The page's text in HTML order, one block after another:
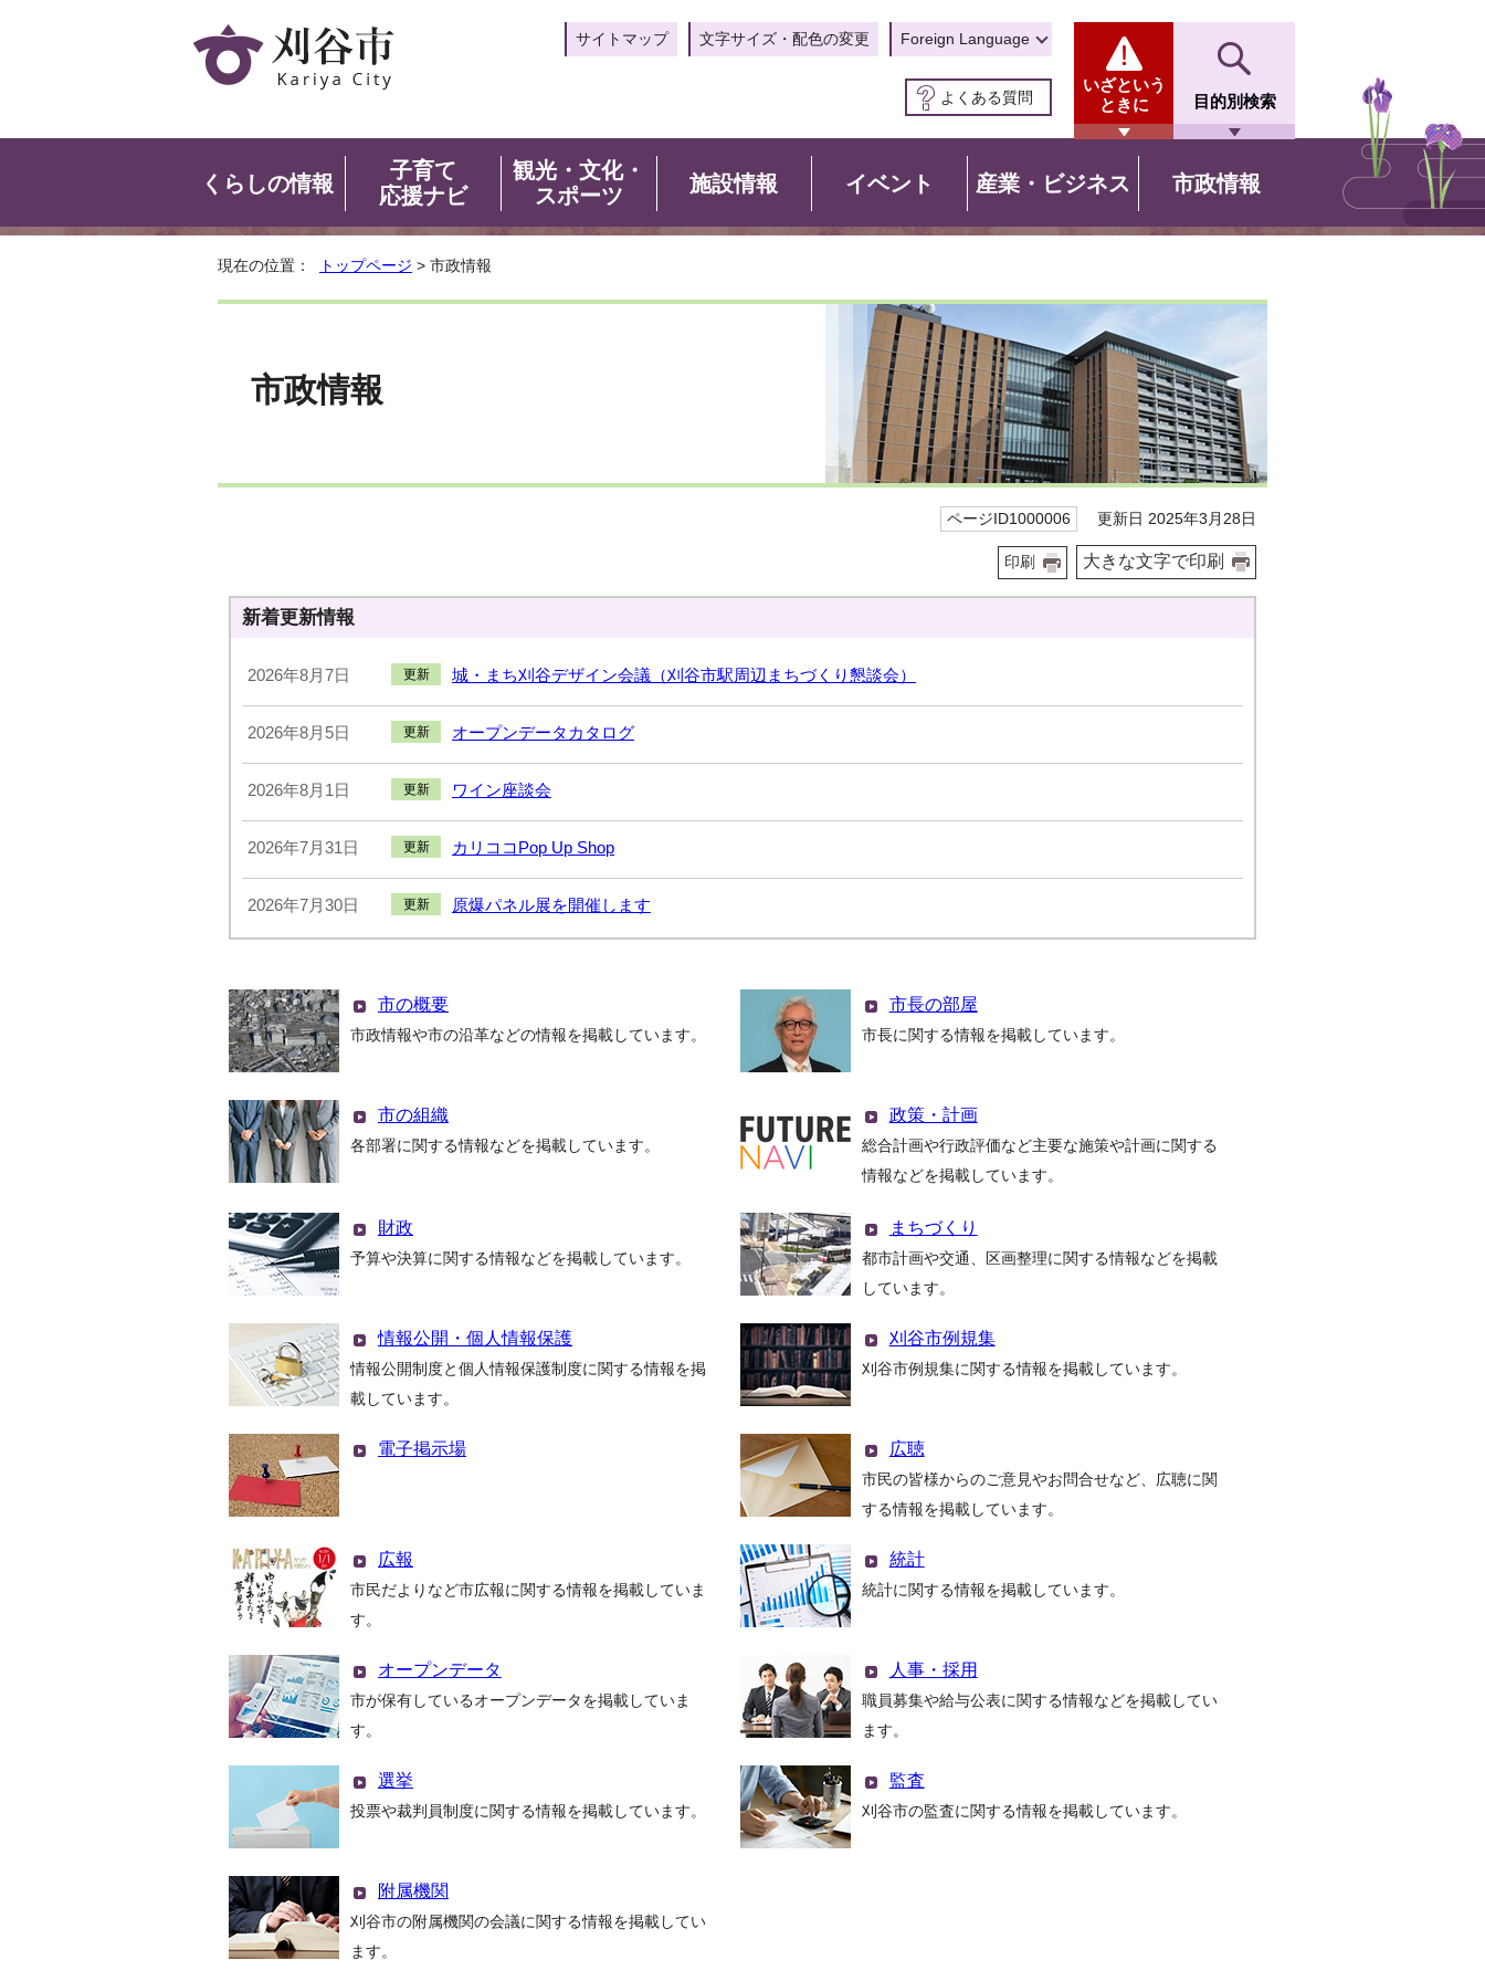
サイトマップ 文字サイズ・配色の変更 Foreign Language
よくある質問
いざという
ときに
目的別検索
くらしの情報
子育て
応援ナビ
観光・文化・
スポーツ
施設情報 イベント 産業・ビジネス 市政情報
現在の位置： トップページ > 市政情報
市政情報
ページID1000006 更新日 2025年3月28日
印刷 大きな文字で印刷
新着更新情報
2026年8月7日 更新 城・まち刈谷デザイン会議（刈谷市駅周辺まちづくり懇談会）
2026年8月5日 更新 オープンデータカタログ
2026年8月1日 更新 ワイン座談会
2026年7月31日 更新 カリココPop Up Shop
2026年7月30日 更新 原爆パネル展を開催します
市の概要
市政情報や市の沿革などの情報を掲載しています。
市長の部屋
市長に関する情報を掲載しています。
市の組織
各部署に関する情報などを掲載しています。
政策・計画
総合計画や行政評価など主要な施策や計画に関する
情報などを掲載しています。
財政
予算や決算に関する情報などを掲載しています。
まちづくり
都市計画や交通、区画整理に関する情報などを掲載
しています。
情報公開・個人情報保護
情報公開制度と個人情報保護制度に関する情報を掲
載しています。
刈谷市例規集
刈谷市例規集に関する情報を掲載しています。
電子掲示場 広聴
市民の皆様からのご意見やお問合せなど、広聴に関
する情報を掲載しています。
広報
市民だよりなど市広報に関する情報を掲載していま
す。
統計
統計に関する情報を掲載しています。
オープンデータ
市が保有しているオープンデータを掲載していま
す。
人事・採用
職員募集や給与公表に関する情報などを掲載してい
ます。
選挙
投票や裁判員制度に関する情報を掲載しています。
監査
刈谷市の監査に関する情報を掲載しています。
附属機関
刈谷市の附属機関の会議に関する情報を掲載してい
ます。